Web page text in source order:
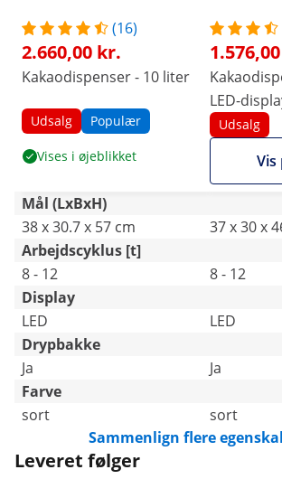
(16)
2.660,00 kr.
Kakaodispenser - 10 liter
Udsalg Populær
Vises i øjeblikket
LED-
Udsalg
Mål (LxBxH)
38 x 30.7 x 57 cm
37 x 30 x
Arbejdscyklus [t]
8 - 12
8 - 12
Display
LED
LED
Drypbakke
Ja
Ja
Farve
sort
sort
Sammenlign flere
Leveret følger